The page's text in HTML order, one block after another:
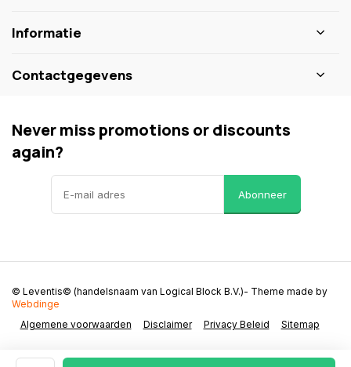
Informatie
Contactgegevens
Never miss promotions or discounts
again?
Abonneer
Algemene voorwaarden Disclaimer Privacy Beleid Sitemap
© Leventis© (handelsnaam van Logical Block B.V.)- Theme made by
Webdinge